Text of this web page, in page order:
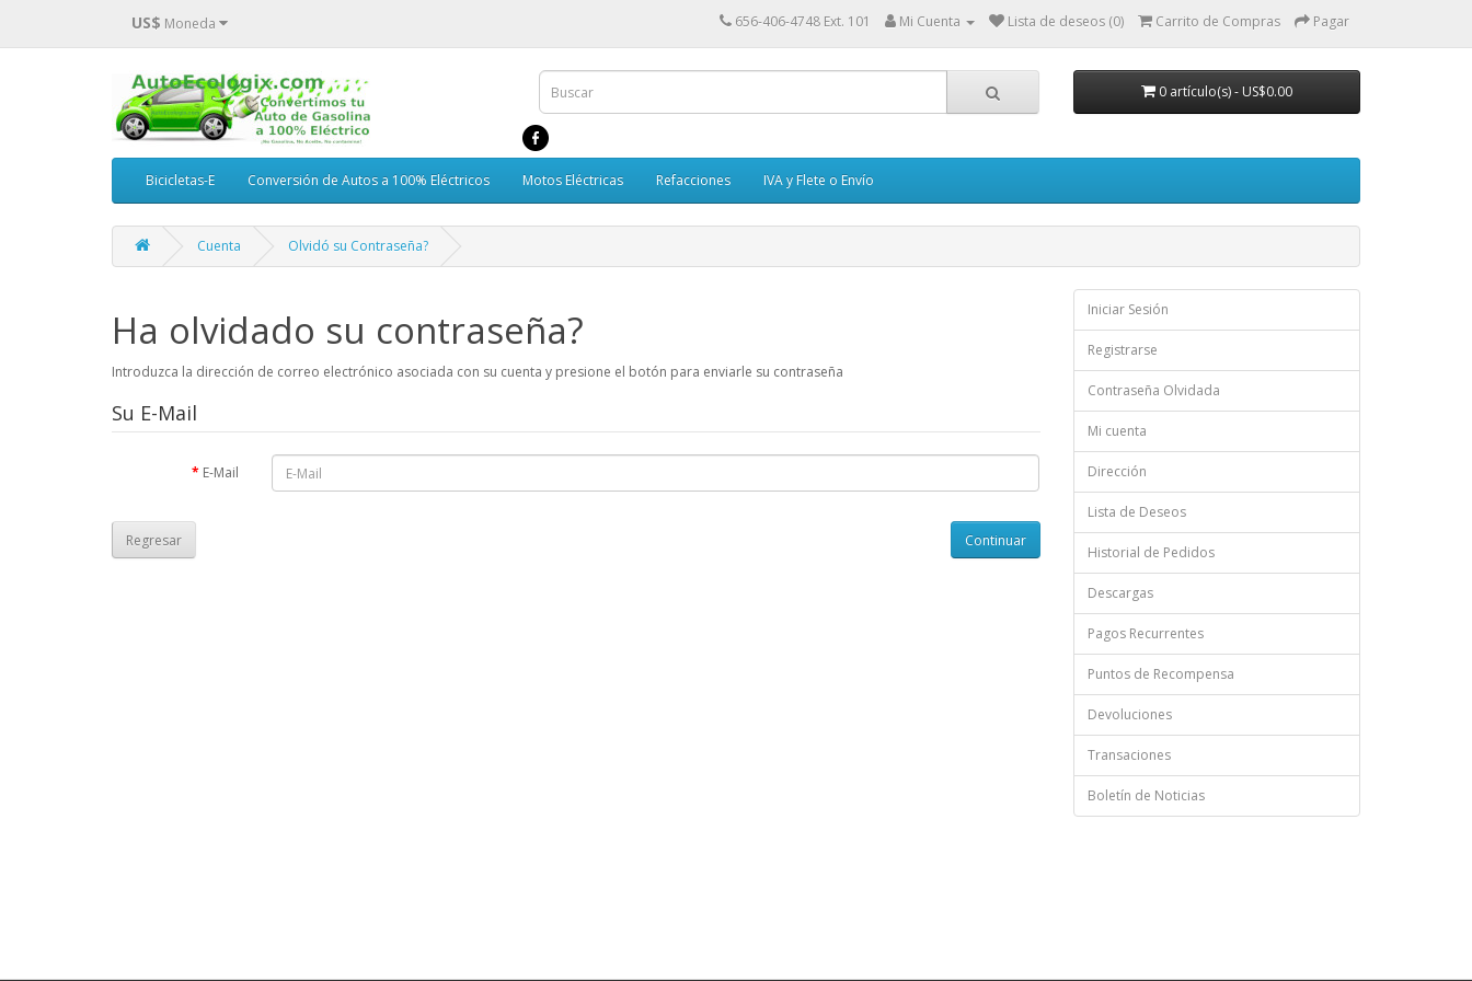
US$ Moneda 656-406-4748 Ext. 101 Mi Cuenta Lista de deseos (0) Carrito de Compras Pagar
0 artículo(s) - US$0.00
Bicicletas-E Conversión de Autos a 100% Eléctricos Motos Eléctricas Refacciones IVA y Flete o Envío
Cuenta Olvidó su Contraseña?
Ha olvidado su contraseña?
Introduzca la dirección de correo electrónico asociada con su cuenta y presione el botón para enviarle su contraseña
Su E-Mail
E-Mail
Regresar
Iniciar Sesión
Registrarse
Contraseña Olvidada
Mi cuenta
Dirección
Lista de Deseos
Historial de Pedidos
Descargas
Pagos Recurrentes
Puntos de Recompensa
Devoluciones
Transaciones
Boletín de Noticias